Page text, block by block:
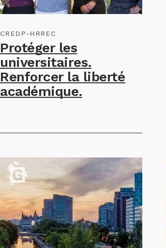
CREDP-HRREC
Protéger les
universitaires.
Renforcer la liberté
académique.